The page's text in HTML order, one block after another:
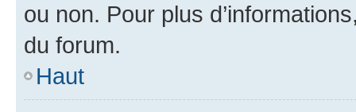
ou non. Pour plus
du forum.
Haut